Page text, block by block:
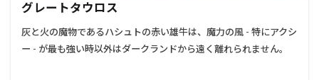
グレートタウロス
灰と火の魔物であるハシュトの赤い雄牛は、魔力の風 - 特にアクシ
ー - が最も強い時以外はダークランドから遠く離れられません。